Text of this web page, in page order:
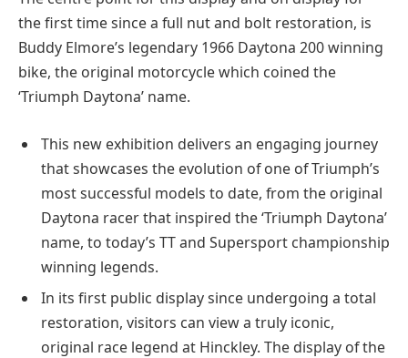
the first time since a full nut and bolt restoration, is
Buddy Elmore’s legendary 1966 Daytona 200 winning
bike, the original motorcycle which coined the
‘Triumph Daytona’ name.
This new exhibition delivers an engaging journey
that showcases the evolution of one of Triumph’s
most successful models to date, from the original
Daytona racer that inspired the ‘Triumph Daytona’
name, to today’s TT and Supersport championship
winning legends.
In its first public display since undergoing a total
restoration, visitors can view a truly iconic,
original race legend at Hinckley. The display of the